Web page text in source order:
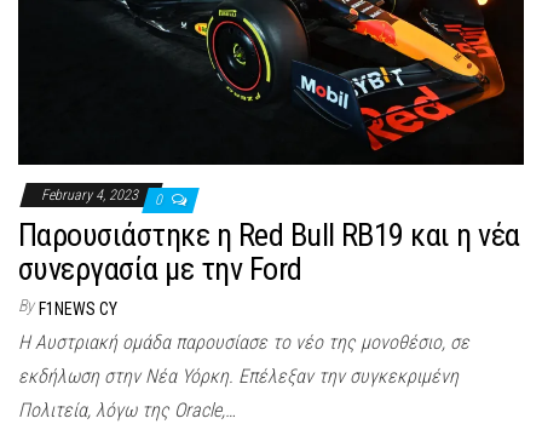
February 4, 2023 0
Παρουσιάστηκε η Red Bull RB19 και η νέα
συνεργασία με την Ford
By F1NEWS CY
Η Αυστριακή ομάδα παρουσίασε το νέο της μονοθέσιο, σε
εκδήλωση στην Νέα Υόρκη. Επέλεξαν την συγκεκριμένη
Πολιτεία, λόγω της Oracle,…